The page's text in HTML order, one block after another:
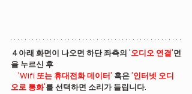
４아래 화면이 나오면 하단 좌측의 '오디오 연결'면
을 누르신 후
'Wifi 또는 휴대전화 데이터' 혹은 '인터넷 오디
오로 통화'를 선택하면 소리가 들립니다.